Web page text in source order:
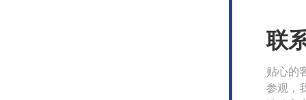
联
贴心的
参观，